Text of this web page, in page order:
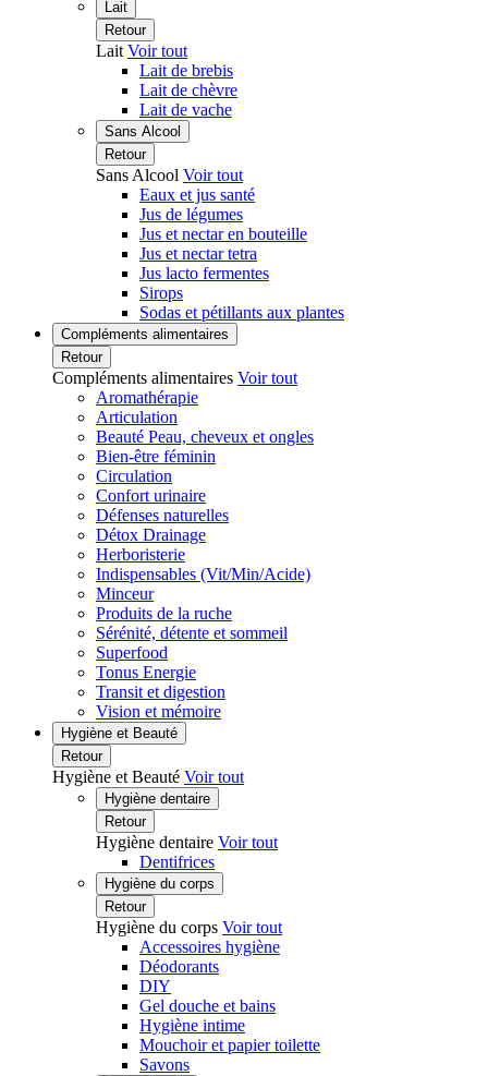
Lait
Retour
Lait Voir tout
Lait de brebis
Lait de chèvre
Lait de vache
Sans Alcool
Retour
Sans Alcool Voir tout
Eaux et jus santé
Jus de légumes
Jus et nectar en bouteille
Jus et nectar tetra
Jus lacto fermentes
Sirops
Sodas et pétillants aux plantes
Compléments alimentaires
Retour
Compléments alimentaires Voir tout
Aromathérapie
Articulation
Beauté Peau, cheveux et ongles
Bien-être féminin
Circulation
Confort urinaire
Défenses naturelles
Détox Drainage
Herboristerie
Indispensables (Vit/Min/Acide)
Minceur
Produits de la ruche
Sérénité, détente et sommeil
Superfood
Tonus Energie
Transit et digestion
Vision et mémoire
Hygiène et Beauté
Retour
Hygiène et Beauté Voir tout
Hygiène dentaire
Retour
Hygiène dentaire Voir tout
Dentifrices
Hygiène du corps
Retour
Hygiène du corps Voir tout
Accessoires hygiène
Déodorants
DIY
Gel douche et bains
Hygiène intime
Mouchoir et papier toilette
Savons